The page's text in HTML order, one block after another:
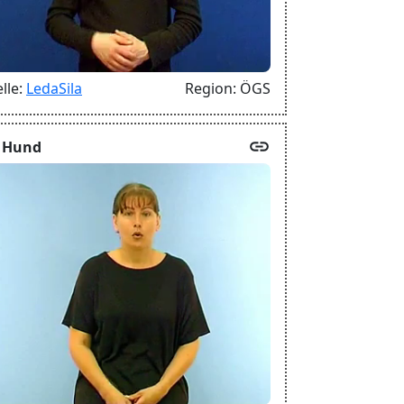
LedaSila Region: ÖGS
link